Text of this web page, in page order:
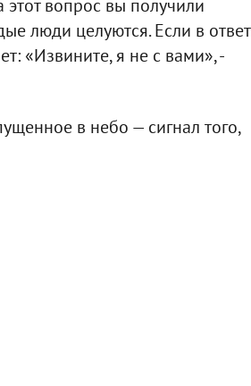
вопрос вы получили
люди целуются. Если в ответ
«Извините, я не с вами», -
в небо — сигнал того,